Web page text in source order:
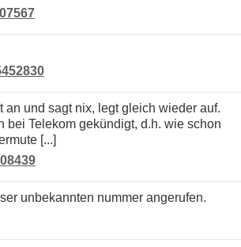
bei Telekom gekündigt, d.h. wie schon
[...]
unbekannten nummer angerufen.